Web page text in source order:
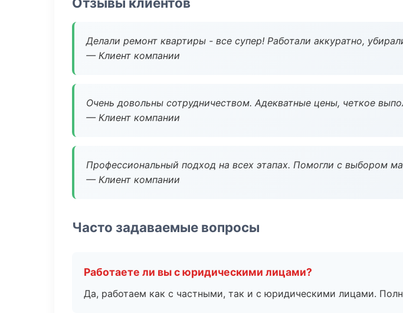
Делали ремонт квартиры - все супер! Работали аккуратно,
— Клиент компании
Очень довольны сотрудничеством. Адекватные цены, четкое
— Клиент компании
Профессиональный подход на всех этапах. Помогли с выбором
— Клиент компании
Часто задаваемые вопросы
Работаете ли вы с юридическими лицами?
Да, работаем как с частными, так и с юридическими лицами.